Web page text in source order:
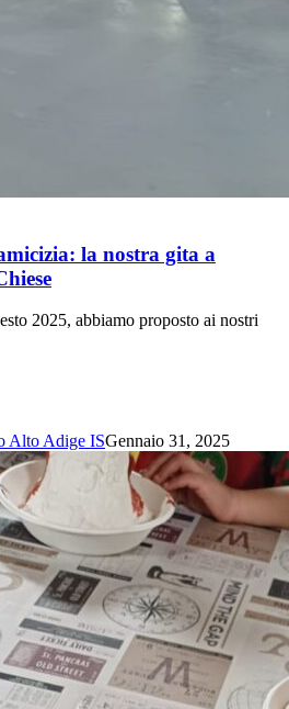
la nostra gita a
2025, abbiamo proposto ai nostri
Alto Adige ISGennaio 31, 2025